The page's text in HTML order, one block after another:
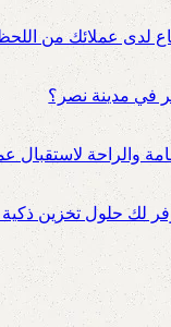
لدى عملائك من
في مدينة نصر؟
والراحة
لك حلول تخزين ذكية